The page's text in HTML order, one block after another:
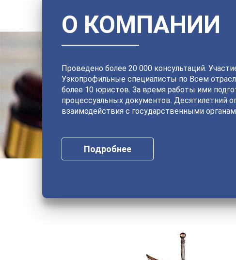
О КОМПАНИИ
Проведено более 20 000 консультаций.
Узкопрофильные специалисты по Всем
более 10 юристов. За время работы ими
процессуальных документов. Десятилетний
взаимодействия с государственными
Подробнее